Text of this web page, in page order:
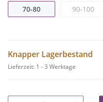
70-80 90-100
Knapper Lagerbestand
Lieferzeit: 1 - 3 Werktage